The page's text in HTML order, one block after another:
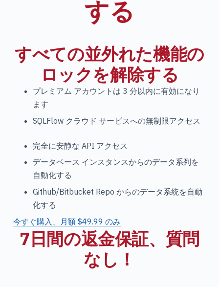
する
すべての並外れた機能の
ロックを解除する
プレミアム アカウントは 3 分以内に有効になり
ます
SQLFlow クラウド サービスへの無制限アクセス
完全に安静な API アクセス
データベース インスタンスからのデータ系列を
自動化する
Github/Bitbucket Repo からのデータ系統を自動
化する
今すぐ購入、月額 $49.99 のみ
7日間の返金保証、質問
なし！